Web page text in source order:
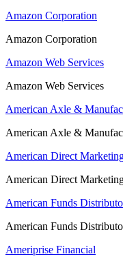
Amazon Corporation
Amazon Corporation
Amazon Web Services
Amazon Web Services
American Axle &
American Axle &
American Direct
American Direct
American Funds
American Funds
Ameriprise Financial